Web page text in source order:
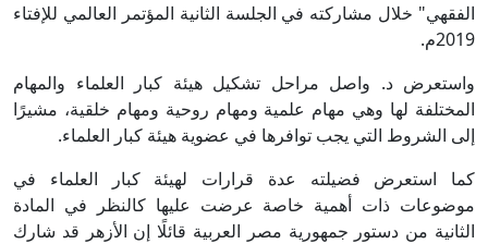
الفقهي" خلال مشاركته في الجلسة الثانية المؤتمر العالمي للإفتاء
2019م.
واستعرض د. واصل مراحل تشكيل هيئة كبار العلماء والمهام
المختلفة لها وهي مهام علمية ومهام روحية ومهام خلقية، مشيرًا
إلى الشروط التي يجب توافرها في عضوية هيئة كبار العلماء.
كما استعرض فضيلته عدة قرارات لهيئة كبار العلماء في
موضوعات ذات أهمية خاصة عرضت عليها كالنظر في المادة
الثانية من دستور جمهورية مصر العربية قائلًا إن الأزهر قد شارك